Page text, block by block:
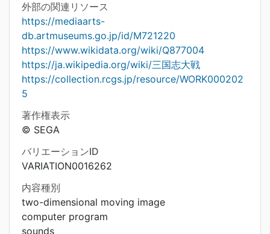
外部の関連リソース
https://mediaarts-
db.artmuseums.go.jp/id/M721220
https://www.wikidata.org/wiki/Q877004
https://ja.wikipedia.org/wiki/三国志大戦
https://collection.rcgs.jp/resource/WORK000202
5
著作権表示
© SEGA
バリエーションID
VARIATION0016262
内容種別
two-dimensional moving image
computer program
sounds